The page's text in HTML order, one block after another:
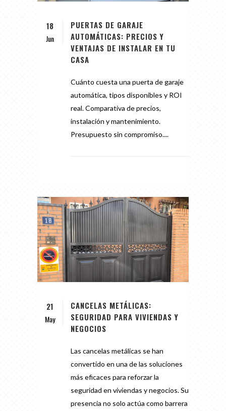
18
Jun
PUERTAS DE GARAJE
AUTOMÁTICAS: PRECIOS Y
VENTAJAS DE INSTALAR EN TU
CASA
Cuánto cuesta una puerta de garaje
automática, tipos disponibles y ROI
real. Comparativa de precios,
instalación y mantenimiento.
Presupuesto sin compromiso....
21
May
CANCELAS METÁLICAS:
SEGURIDAD PARA VIVIENDAS Y
NEGOCIOS
Las cancelas metálicas se han
convertido en una de las soluciones
más eficaces para reforzar la
seguridad en viviendas y negocios. Su
presencia no solo actúa como barrera